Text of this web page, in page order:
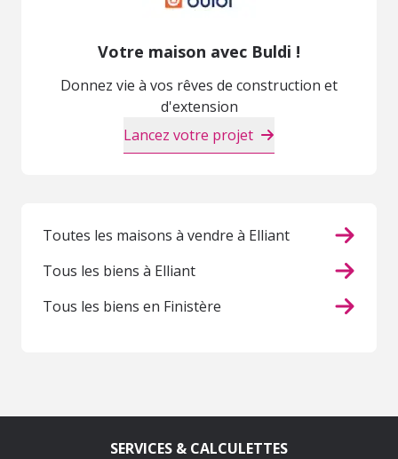
Votre maison avec Buldi !
Donnez vie à vos rêves de construction et
d'extension
Lancez votre projet
Toutes les maisons à vendre à Elliant
Tous les biens à Elliant
Tous les biens en Finistère
SERVICES & CALCULETTES